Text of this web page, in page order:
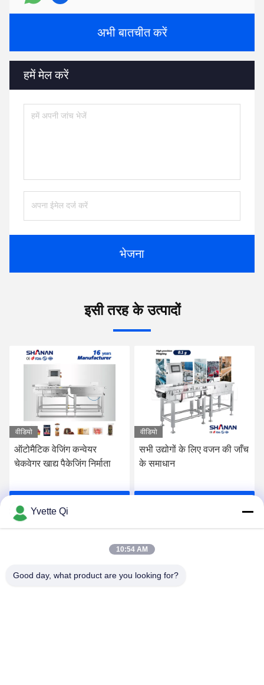
अभी बातचीत करें
हमें मेल करें
भेजना
इसी तरह के उत्पादों
वीडियो
ऑटोमैटिक वेजिंग कन्वेयर
चेकवेगर खाद्य पैकेजिंग निर्माता
सर्वोत्तम मूल्य प्राप्त करें
वीडियो
सभी उद्योगों के लिए वजन की जाँच
के समाधान
Yvette Qi
10:54 AM
Good day, what product are you looking for?